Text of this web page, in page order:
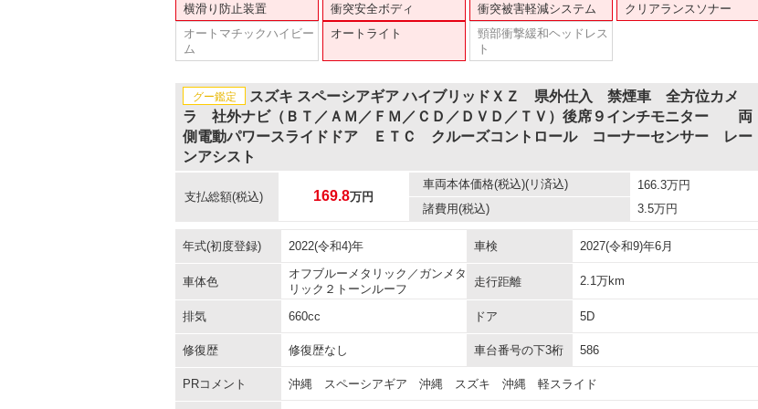
横滑り防止装置 衝突安全ボディ 衝突被害軽減システム
クリアランスソナー
オートマチックハイビー
ム
オートライト
頸部衝撃緩和ヘッドレス
ト
グー鑑定
スズキ スペーシアギア ハイブリッドＸＺ 県外仕入 禁煙車 全方位カメ
ラ 社外ナビ（ＢＴ／ＡＭ／ＦＭ／ＣＤ／ＤＶＤ／ＴＶ）後席９インチモニター 両
側電動パワースライドドア ＥＴＣ クルーズコントロール コーナーセンサー レー
ンアシスト
支払総額(税込) 169.8万円
車両本体価格(税込)(リ済込) 166.3万円
諸費用(税込) 3.5万円
年式(初度登録) 2022(令和4)年 車検 2027(令和9)年6月
車体色
オフブルーメタリック／ガンメタ
リック２トーンルーフ
走行距離 2.1万km
排気 660cc ドア 5D
修復歴 修復歴なし 車台番号の下3桁 586
PRコメント 沖縄 スペーシアギア 沖縄 スズキ 沖縄 軽スライド